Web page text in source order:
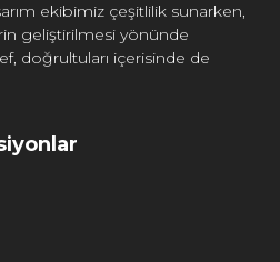
ekibimiz çeşitlilik sunarken,
geliştirilmesi yönünde
doğrultuları içerisinde de